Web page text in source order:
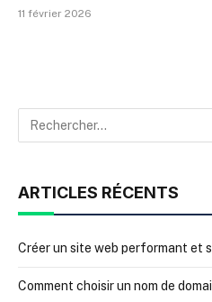
11 février 2026
ARTICLES RÉCENTS
Créer un site web performant et
Comment choisir un nom de